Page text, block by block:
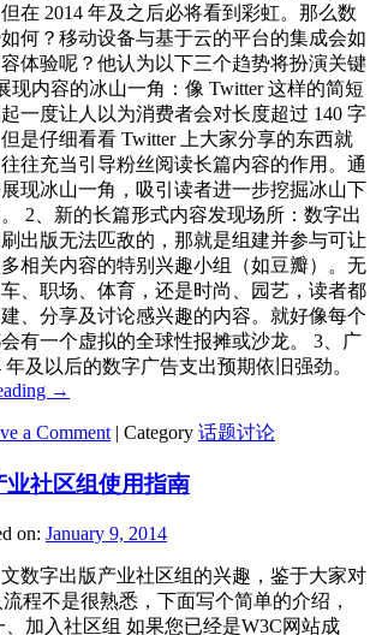
在 2014 年及之后必将看到彩虹。那么数
何？移动设备与基于云的平台的集成会如
体验呢？他认为以下三个趋势将扮演关键
现内容的冰山一角：像 Twitter 这样的简短
一度让人以为消费者会对长度超过 140 字
是仔细看看 Twitter 上大家分享的东西就
往充当引导粉丝阅读长篇内容的作用。通
现冰山一角，吸引读者进一步挖掘冰山下
2、新的长篇形式内容发现场所：数字出
出版无法匹敌的，那就是组建并参与可让
相关内容的特别兴趣小组（如豆瓣）。无
、职场、体育，还是时尚、园艺，读者都
、分享及讨论感兴趣的内容。就好像每个
有一个虚拟的全球性报摊或沙龙。 3、广
及以后的数字广告支出预期依旧强劲。
→
a Comment | Category 话题讨论
业社区组使用指南
on: January 9, 2014
数字出版产业社区组的兴趣，鉴于大家对
程不是很熟悉，下面写个简单的介绍，
加入社区组 如果您已经是W3C网站成